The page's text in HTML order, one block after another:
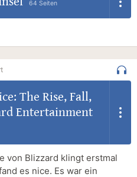
64 Seiten
The Rise, Fall,
Entertainment
von Blizzard klingt erstmal
es nice. Es war ein